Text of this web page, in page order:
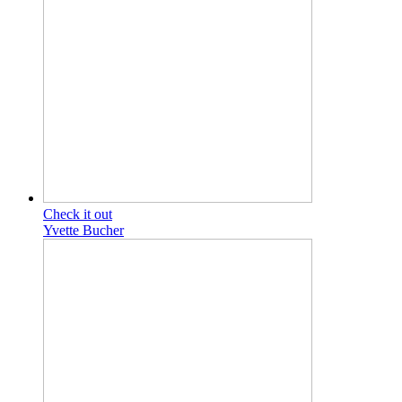
Check it out
Yvette Bucher